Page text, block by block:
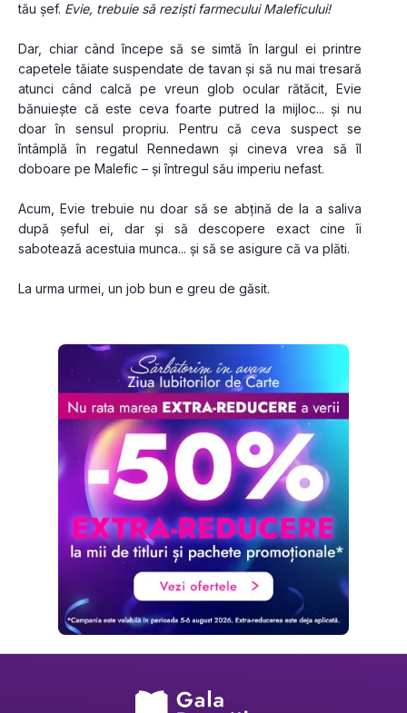
tău șef. Evie, trebuie să reziști farmecului Maleficului!
Dar, chiar când începe să se simtă în largul ei printre
capetele tăiate suspendate de tavan și să nu mai tresară
atunci când calcă pe vreun glob ocular rătăcit, Evie
bănuiește că este ceva foarte putred la mijloc... și nu
doar în sensul propriu. Pentru că ceva suspect se
întâmplă în regatul Rennedawn și cineva vrea să îl
doboare pe Malefic – și întregul său imperiu nefast.
Acum, Evie trebuie nu doar să se abțină de la a saliva
după șeful ei, dar și să descopere exact cine îi
sabotează acestuia munca... și să se asigure că va plăti.
La urma urmei, un job bun e greu de găsit.